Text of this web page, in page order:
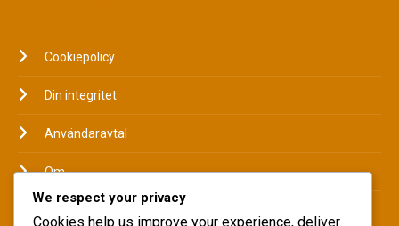
Cookiepolicy
Din integritet
Användaravtal
Om
We respect your privacy
Cookies help us improve your experience, deliver